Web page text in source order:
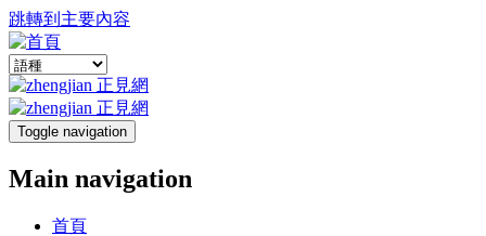
跳轉到主要內容
Toggle navigation
Main navigation
首頁